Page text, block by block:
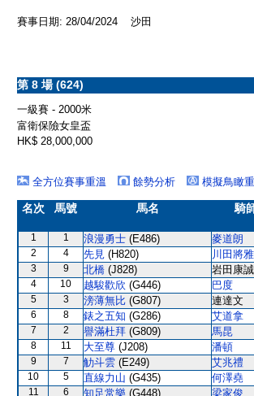
賽事日期: 28/04/2024 沙田
第 8 場 (624)
一級賽 - 2000米
富衛保險女皇盃
HK$ 28,000,000
全方位賽事重溫 餘勢分析 模擬鳥瞰
名次 馬號 馬名 騎
1 1 浪漫勇士 (E486) 麥道朗
2
4 先見 (H820) 川田將雅
3
9 北橋 (J828) 岩田康誠
4
10 越駿歡欣 (G446) 巴度
5
3 滂薄無比 (G807) 連達文
6
8 錶之五知 (G286) 艾道拿
7
2 譽滿杜拜 (G809) 馬昆
8
11 大至尊 (J208) 潘頓
9
7 觔斗雲 (E249) 艾兆禮
10
5 直線力山 (G435) 何澤堯
11
6 知足常樂 (G448) 梁家俊